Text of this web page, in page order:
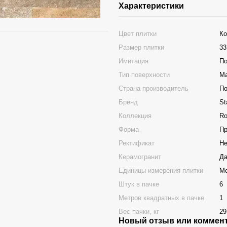
Характеристики
Цвет плитки
Размер плитки
Имитация
Тип поверхности
Страна производитель
Бренд
Коллекция
Форма
Ректификат
Керамогранит
Да
Единицы измерения плитки
Штук в пачке
6
Метров квадратных в пачке
1
Вес пачки, кг
29
Новый отзыв или